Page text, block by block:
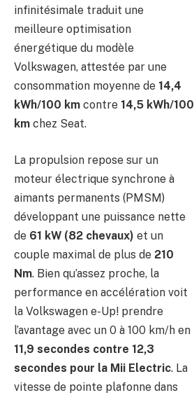
infinitésimale traduit une
meilleure optimisation
énergétique du modèle
Volkswagen, attestée par une
consommation moyenne de 14,4
kWh/100 km contre 14,5 kWh/100
km chez Seat.
La propulsion repose sur un
moteur électrique synchrone à
aimants permanents (PMSM)
développant une puissance nette
de 61 kW (82 chevaux) et un
couple maximal de plus de 210
Nm. Bien qu’assez proche, la
performance en accélération voit
la Volkswagen e-Up! prendre
l’avantage avec un 0 à 100 km/h en
11,9 secondes contre 12,3
secondes pour la Mii Electric. La
vitesse de pointe plafonne dans